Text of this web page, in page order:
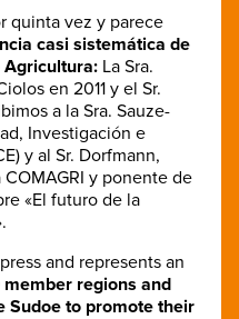
quinta vez y parece
casi sistemática de
Agricultura: La Sra.
en 2011 y el Sr.
a la Sra. Sauze-
Investigación e
y al Sr. Dorfmann,
y ponente de
«El futuro de la
and represents an
regions and
Sudoe to promote their